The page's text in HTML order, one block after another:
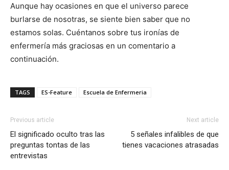
Aunque hay ocasiones en que el universo parece
burlarse de nosotras, se siente bien saber que no
estamos solas. Cuéntanos sobre tus ironías de
enfermería más graciosas en un comentario a
continuación.
TAGS ES-Feature Escuela de Enfermeria
Previous article
El significado oculto tras las
preguntas tontas de las
entrevistas
Next article
5 señales infalibles de que
tienes vacaciones atrasadas